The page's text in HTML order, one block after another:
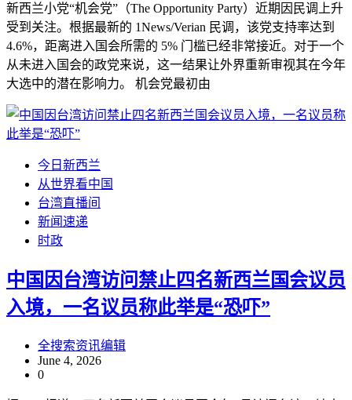
新西兰小党“机会党”（The Opportunity Party）近期因民调上升
受到关注。根据最新的 1News/Verian 民调，该党支持率达到
4.6%，距离进入国会所需的 5% 门槛已经非常接近。对于一个
从未进入国会的政党来说，这一结果让外界重新审视其在今年
大选中的潜在影响力。 机会党最初由
今日新西兰
从世界看中国
台湾直播间
新闻速递
时政
中国因台湾访问禁止四名新西兰国会议员
入境，一名议员称此举是“恐吓”
全搜索资讯编辑
June 4, 2026
0